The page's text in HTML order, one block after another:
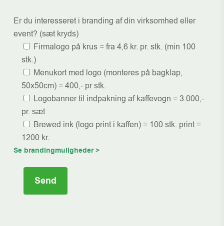
Er du interesseret i branding af din virksomhed eller
event? (sæt kryds)
Firmalogo på krus = fra 4,6 kr. pr. stk. (min 100
stk.)
Menukort med logo (monteres på bagklap,
50x50cm) = 400,- pr stk.
Logobanner til indpakning af kaffevogn = 3.000,-
pr. sæt
Brewed ink (logo print i kaffen) = 100 stk. print =
1200 kr.
Se brandingmuligheder >